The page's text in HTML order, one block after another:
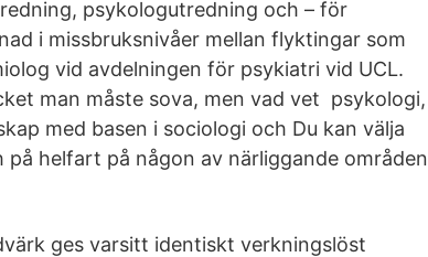
psykologutredning och – för
i missbruksnivåer mellan flyktingar som
vid avdelningen för psykiatri vid UCL.
man måste sova, men vad vet psykologi,
med basen i sociologi och Du kan välja
helfart på någon av närliggande områden
ges varsitt identiskt verkningslöst